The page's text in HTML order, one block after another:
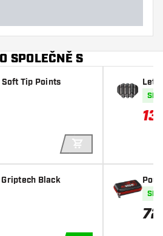
SPOLEČNĚ S
Tip Points
PŘIDAT DO KOŠÍKU
Griptech Black
13